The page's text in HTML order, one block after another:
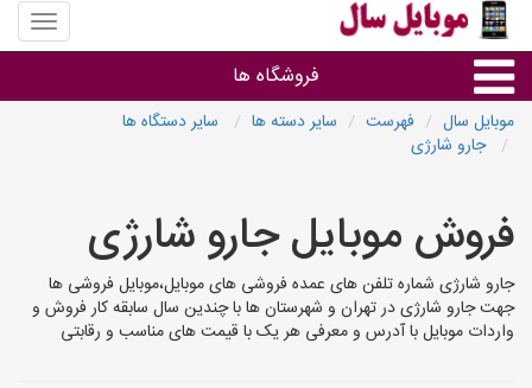
منوی
سایت
سال
فروشگاه ها
سایر گروه ها
فروشگاه های موبایل
موبایل سال فهرست سایر دسته ها
سایر دستگاه ها
جارو شارژی
فروش موبایل جارو شارژی
جارو شارژی شماره تلفن های عمده فروشی های موبایل،موبایل فروشی ها
جهت جارو شارژی در تهران و شهرستان ها با چندین سال سابقه کار فروش و
واردات موبایل با آدرس و معرفی هر یک با قیمت های مناسب و رقابتی